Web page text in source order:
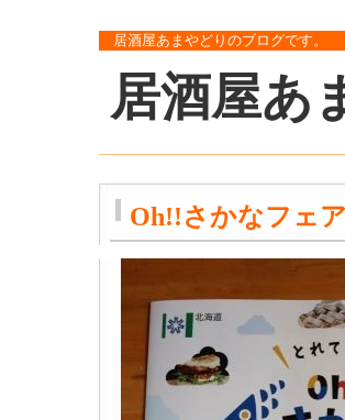
居酒屋あまやどりのブログです。
居酒屋あ
Oh!!さかなフェ